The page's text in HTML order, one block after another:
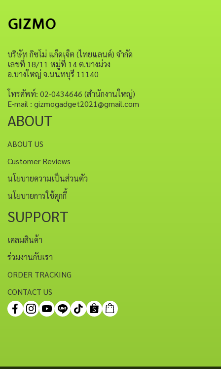
บริษัท กิซโม่ แก็ดเจ็ต (ไทยแลนด์) จำกัด
เลขที่ 18/11 หมู่ที่ 14 ต.บางม่วง
อ.บางใหญ่ จ.นนทบุรี 11140
โทรศัพท์: 02-0434646 (สำนักงานใหญ่)
E-mail : gizmogadget2021@gmail.com
ABOUT
ABOUT US
Customer Reviews
นโยบายความเป็นส่วนตัว
นโยบายการใช้คุกกี้
SUPPORT
เคลมสินค้า
ร่วมงานกับเรา
ORDER TRACKING
CONTACT US